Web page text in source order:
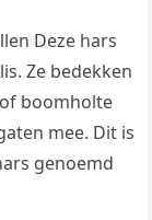
Deze hars
Ze bedekken
boomholte
mee. Dit is
genoemd